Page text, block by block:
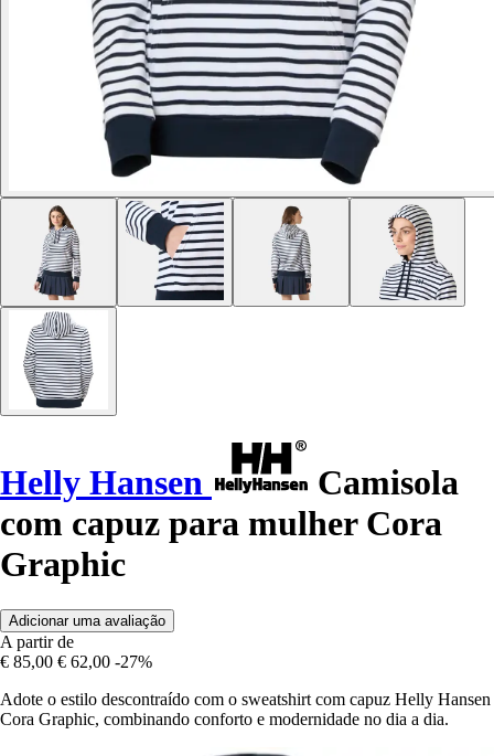
Helly Hansen
Camisola
com capuz para mulher Cora
Graphic
Adicionar uma avaliação
A partir de
€ 85,00 € 62,00 -27%
Adote o estilo descontraído com o sweatshirt com capuz Helly Hansen
Cora Graphic, combinando conforto e modernidade no dia a dia.